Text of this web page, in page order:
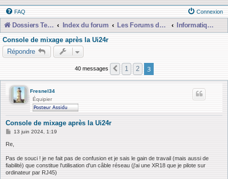
FAQ Connexion
Dossiers Techniques Index du forum Les Forums de Discussions
Informatique, Consoles Numériques et MAO
Console de mixage après la Ui24r
Répondre
40 messages Précédente
1 2 3
Fresnel34
Équipier
Console de mixage après la Ui24r
M
s
g
e
13 juin 2024, 1:19
Re,
Pas de souci ! je ne fait pas de confusion et je sais le gain de travail (mais aussi de
fiabilité) que constitue l'utilisation d'un câble réseau (j'ai une XR18 que je pilote sur
ordinateur par RJ45)